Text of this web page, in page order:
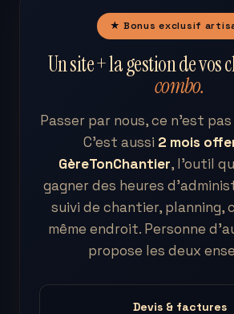
★ Bonus exclusif
Un site + la gestion de vos
combo.
Passer par nous, ce n'est
C'est aussi 2 mois
GèreTonChantier, l'outil
gagner des heures
suivi de chantier, planning,
même endroit. Personne
propose les deux
Devis & factures